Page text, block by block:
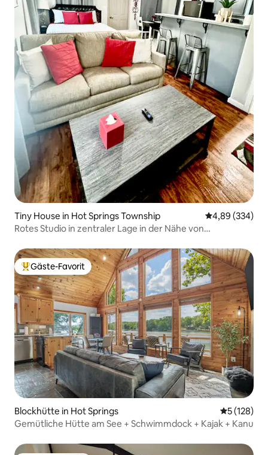
Tiny House in Hot Springs Township
4,89 (334)
Rotes Studio in zentraler Lage in der Nähe von
Beliebter Gäste-Favorit.
Gäste-Favorit
Blockhütte in Hot Springs
5 (128)
Gemütliche Hütte am See + Schwimmdock + Kajak + Kanu